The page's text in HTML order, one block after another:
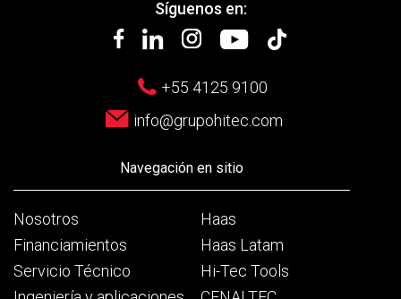
Síguenos en:
+55 4125 9100
info@grupohitec.com
Navegación en sitio
Nosotros
Financiamientos
Servicio Técnico
Haas
Haas Latam
Hi-Tec Tools